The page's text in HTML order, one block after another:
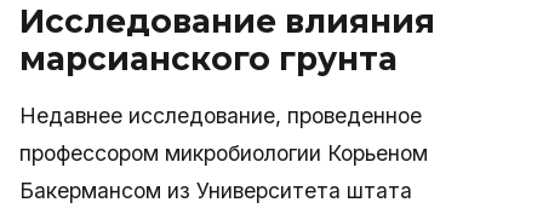
Исследование влияния
марсианского грунта
Недавнее исследование, проведенное
профессором микробиологии Корьеном
Бакермансом из Университета штата